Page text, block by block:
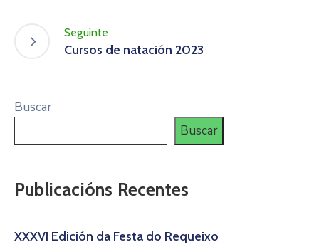
Seguinte
Cursos de natación 2023
Buscar
Buscar
Publicacións Recentes
XXXVI Edición da Festa do Requeixo